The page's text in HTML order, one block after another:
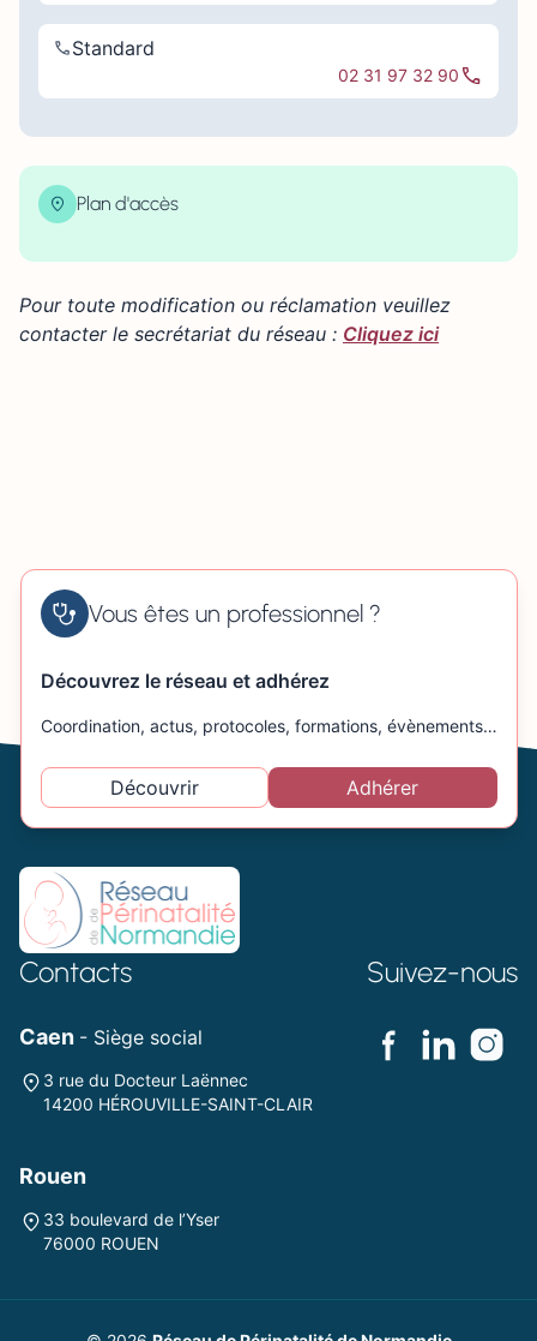
Standard
02 31 97 32 90
Plan d'accès
×
−
Pour toute modification ou réclamation veuillez
contacter le secrétariat du réseau : Cliquez ici
Vous êtes un professionnel ?
Découvrez le réseau et adhérez
Coordination, actus, protocoles, formations, évènements…
Découvrir Adhérer
Contacts
Caen - Siège social
3 rue du Docteur Laënnec
14200 HÉROUVILLE-SAINT-CLAIR
Rouen
33 boulevard de l’Yser
76000 ROUEN
Suivez-nous